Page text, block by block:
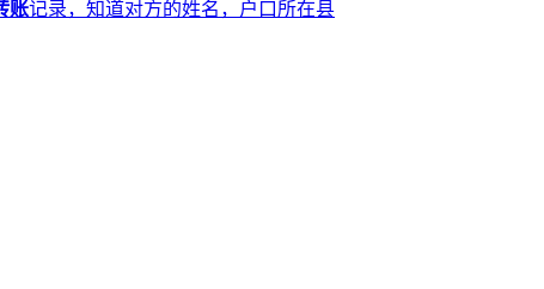
账记录，知道对方的姓名，户口所在县